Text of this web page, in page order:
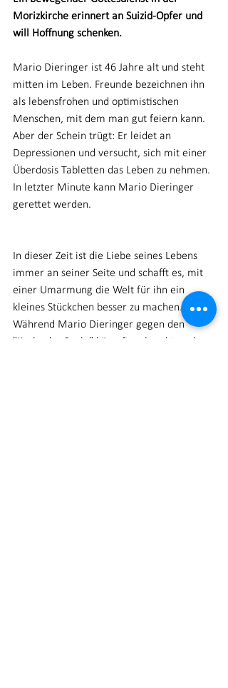
Morizkirche erinnert an Suizid-Opfer und
will Hoffnung schenken.
Mario Dieringer ist 46 Jahre alt und steht
mitten im Leben. Freunde bezeichnen ihn
als lebensfrohen und optimistischen
Menschen, mit dem man gut feiern kann.
Aber der Schein trügt: Er leidet an
Depressionen und versucht, sich mit einer
Überdosis Tabletten das Leben zu nehmen.
In letzter Minute kann Mario Dieringer
gerettet werden.
In dieser Zeit ist die Liebe seines Lebens
immer an seiner Seite und schafft es, mit
einer Umarmung die Welt für ihn ein
kleines Stückchen besser zu machen.
Während Mario Dieringer gegen den
"Krebs der Seele" kämpft, erkrankt auch